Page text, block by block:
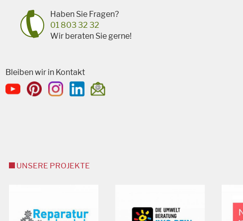
Haben Sie Fragen?
01 803 32 32
Wir beraten Sie gerne!
Bleiben wir in Kontakt
UNSERE PROJEKTE